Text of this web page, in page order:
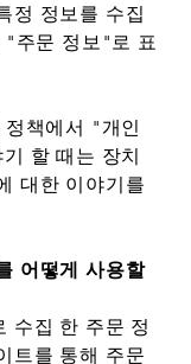
정 정보를 수집
"주문 정보"로 표
책에서 "개인
할 때는 장치
대한 이야기를
어떻게 사용할
수집 한 주문 정
트를 통해 주문